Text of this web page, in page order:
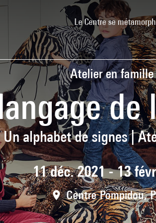
Le Centre se
Atelier en famille
de
Un alphabet de signes |
11 déc. 2021 - 13
Centre Pompidou,